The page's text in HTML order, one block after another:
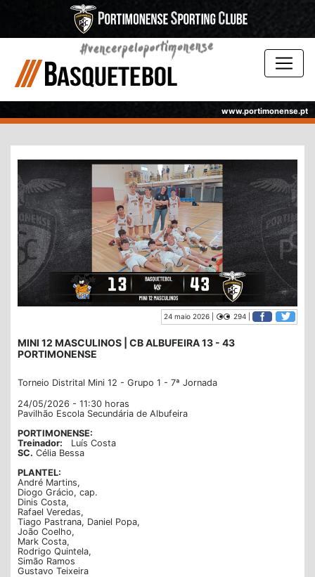
www.portimonense.pt
24 maio 2026 | 294 |
MINI 12 MASCULINOS | CB ALBUFEIRA 13 - 43
PORTIMONENSE
Torneio Distrital Mini 12 - Grupo 1 - 7ª Jornada
24/05/2026 - 11:30 horas
Pavilhão Escola Secundária de Albufeira
PORTIMONENSE:
Treinador: Luís Costa
SC. Célia Bessa
PLANTEL:
André Martins,
Diogo Grácio, cap.
Dinis Costa,
Rafael Veredas,
Tiago Pastrana, Daniel Popa,
João Coelho,
Mark Costa,
Rodrigo Quintela,
Simão Ramos
Gustavo Teixeira